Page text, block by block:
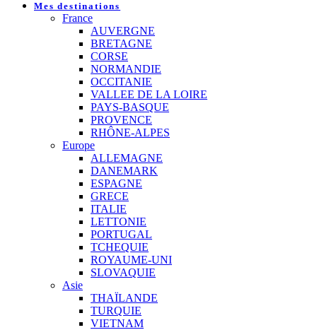
Mes destinations
France
AUVERGNE
BRETAGNE
CORSE
NORMANDIE
OCCITANIE
VALLEE DE LA LOIRE
PAYS-BASQUE
PROVENCE
RHÔNE-ALPES
Europe
ALLEMAGNE
DANEMARK
ESPAGNE
GRECE
ITALIE
LETTONIE
PORTUGAL
TCHEQUIE
ROYAUME-UNI
SLOVAQUIE
Asie
THAÏLANDE
TURQUIE
VIETNAM